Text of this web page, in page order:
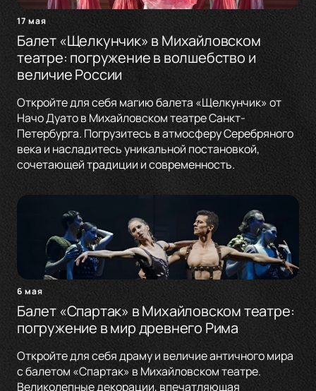
17 мая
Балет «Щелкунчик» в Михайловском
театре: погружение в волшебство и
величие России
Откройте для себя магию балета «Щелкунчик» от
Начо Дуато в Михайловском театре Санкт-
Петербурга. Погрузитесь в атмосферу Серебряного
века и насладитесь уникальной постановкой,
сочетающей традиции и современность.
6 мая
Балет «Спартак» в Михайловском театре:
погружение в мир древнего Рима
Откройте для себя драму и величие античного мира
с балетом «Спартак» в Михайловском театре.
Великолепные декорации, впечатляющая